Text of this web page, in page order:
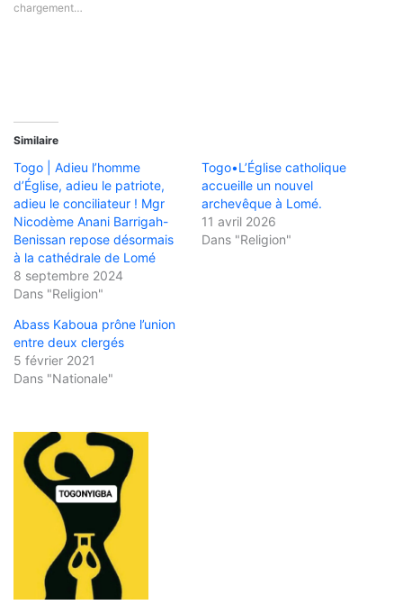
chargement…
Similaire
Togo | Adieu l’homme
d’Église, adieu le patriote,
adieu le conciliateur ! Mgr
Nicodème Anani Barrigah-
Benissan repose désormais
à la cathédrale de Lomé
8 septembre 2024
Dans "Religion"
Togo•L’Église catholique
accueille un nouvel
archevêque à Lomé.
11 avril 2026
Dans "Religion"
Abass Kaboua prône l’union
entre deux clergés
5 février 2021
Dans "Nationale"